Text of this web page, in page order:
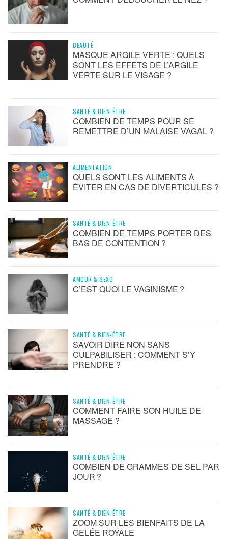
BEAUTÉ
MASQUE ARGILE VERTE : QUELS
SONT LES EFFETS DE L’ARGILE
VERTE SUR LE VISAGE ?
SANTÉ & BIEN-ÊTRE
COMBIEN DE TEMPS POUR SE
REMETTRE D’UN MALAISE VAGAL ?
ALIMENTATION
QUELS SONT LES ALIMENTS À
ÉVITER EN CAS DE DIVERTICULES ?
SANTÉ & BIEN-ÊTRE
COMBIEN DE TEMPS PORTER DES
BAS DE CONTENTION ?
AMOUR & SEXO
C’EST QUOI LE VAGINISME ?
SANTÉ & BIEN-ÊTRE
SAVOIR DIRE NON SANS
CULPABILISER : COMMENT S’Y
PRENDRE ?
SANTÉ & BIEN-ÊTRE
COMMENT FAIRE SON HUILE DE
MASSAGE ?
SANTÉ & BIEN-ÊTRE
COMBIEN DE GRAMMES DE SEL PAR
JOUR ?
SANTÉ & BIEN-ÊTRE
ZOOM SUR LES BIENFAITS DE LA
GELÉE ROYALE